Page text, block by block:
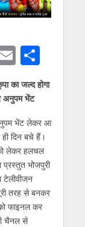
E
m
ai
l
S
h
ar
का जल्‍द होगा
अनुपम भेंट
भेंट लेकर आ
दिन बचे हैं।
लेकर हलचल
भोजपुरी
टेलीवीजन
तरह से बनकर
फाइनल कर
चैनल से